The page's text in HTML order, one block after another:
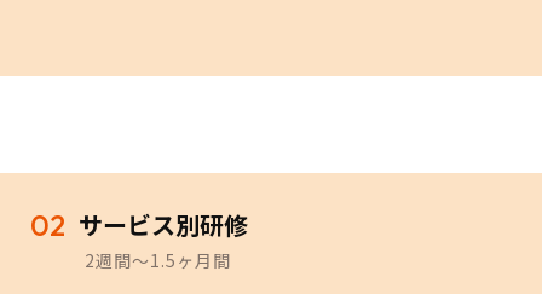
02 サービス別研修
2週間～1.5ヶ月間